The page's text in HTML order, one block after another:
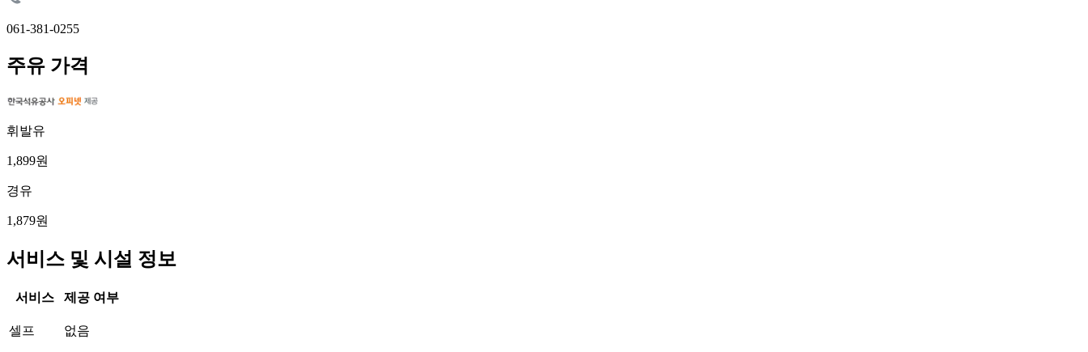
061-381-0255
주유 가격
휘발유
1,899원
경유
1,879원
서비스 및 시설 정보
서비스 제공 여부
셀프 없음